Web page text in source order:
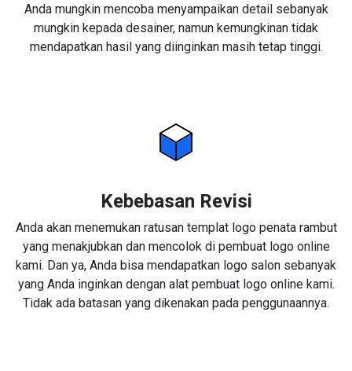
Anda mungkin mencoba menyampaikan detail sebanyak
mungkin kepada desainer, namun kemungkinan tidak
mendapatkan hasil yang diinginkan masih tetap tinggi.
Kebebasan Revisi
Anda akan menemukan ratusan templat logo penata rambut
yang menakjubkan dan mencolok di pembuat logo online
kami. Dan ya, Anda bisa mendapatkan logo salon sebanyak
yang Anda inginkan dengan alat pembuat logo online kami.
Tidak ada batasan yang dikenakan pada penggunaannya.